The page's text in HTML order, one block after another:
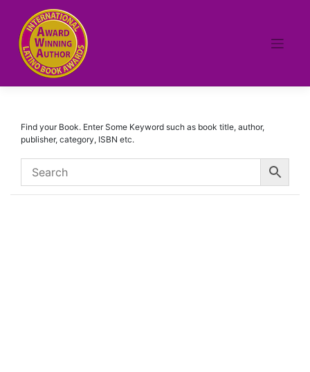
content
Find your Book. Enter Some Keyword such as book title, author,
publisher, category, ISBN etc.